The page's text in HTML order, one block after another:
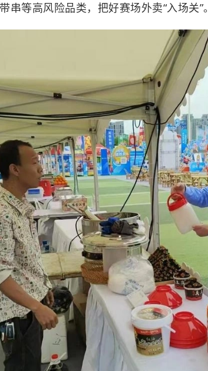
串等高风险品类，把好赛场外卖“入场关”。